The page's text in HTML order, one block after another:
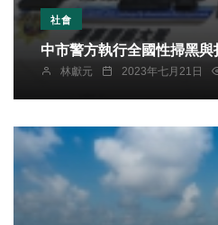
社會
中市警方執行全國性掃黑與
林獻元 2023年七月21日